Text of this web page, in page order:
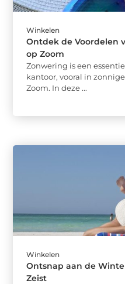
Winkelen
Ontdek de Voordelen
op Zoom
Zonwering is een
kantoor, vooral in
Zoom. In deze ...
Winkelen
Ontsnap aan de
Zeist